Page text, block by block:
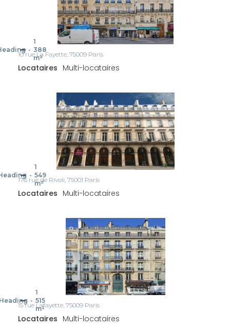
-
1
388
m²
10 rue La Fayette, 75009 Paris
Locataires Multi-locataires
-
1
549
m²
176 rue de Rivoli, 75001 Paris
Locataires Multi-locataires
-
1
515
m²
15 rue Lafayette, 75009 Paris
Locataires Multi-locataires